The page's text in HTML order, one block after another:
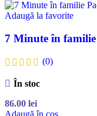
Adaugă la favorite
7 Minute în
(0)
În stoc
86.00 lei